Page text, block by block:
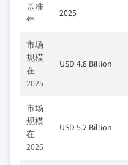
基准
年
2025
市场
规模
在
2025
USD 4.8 Billion
市场
规模
在
2026
USD 5.2 Billion